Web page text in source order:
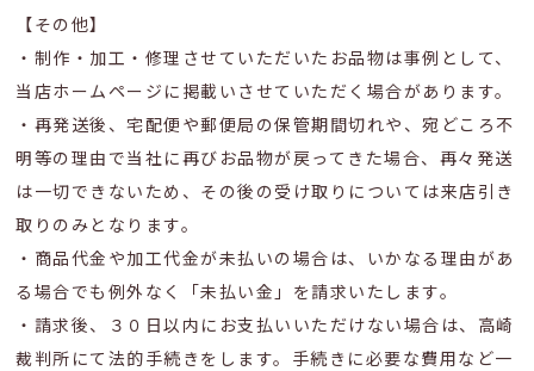
【その他】
・制作・加工・修理させていただいたお品物は事例として、
当店ホームページに掲載いさせていただく場合があります。
・再発送後、宅配便や郵便局の保管期間切れや、宛どころ不
明等の理由で当社に再びお品物が戻ってきた場合、再々発送
は一切できないため、その後の受け取りについては来店引き
取りのみとなります。
・商品代金や加工代金が未払いの場合は、いかなる理由があ
る場合でも例外なく「未払い金」を請求いたします。
・請求後、３０日以内にお支払いいただけない場合は、高崎
裁判所にて法的手続きをします。手続きに必要な費用など一